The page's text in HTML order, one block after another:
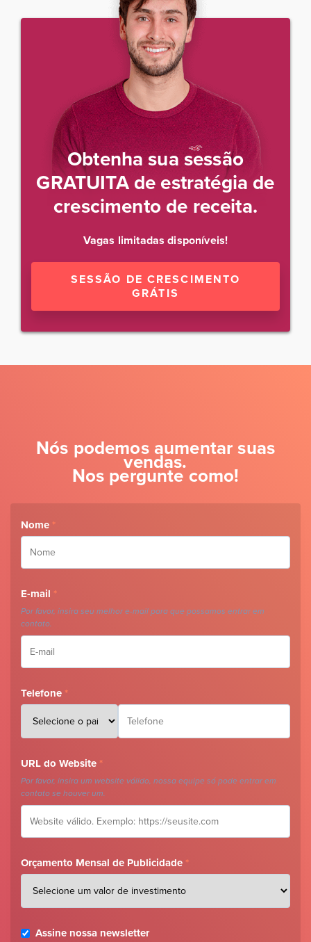
Obtenha sua sessão
GRATUITA de estratégia de
crescimento de receita.
Vagas limitadas disponíveis!
SESSÃO DE CRESCIMENTO
GRÁTIS
Nós podemos aumentar suas
vendas.
Nos pergunte como!
Nome *
E-mail *
Por favor, insira seu melhor e-mail para que possamos entrar em
contato.
Telefone *
URL do Website *
Por favor, insira um website válido, nossa equipe só pode entrar em
contato se houver um.
Orçamento Mensal de Publicidade *
Assine nossa newsletter